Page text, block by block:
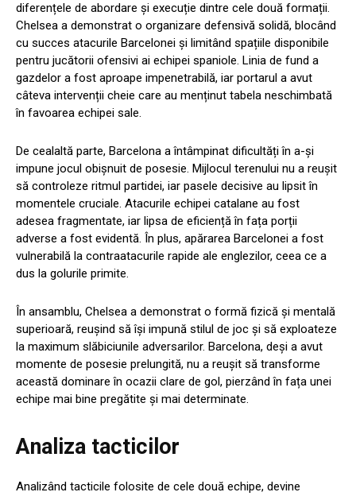
diferențele de abordare și execuție dintre cele două formații.
Chelsea a demonstrat o organizare defensivă solidă, blocând
cu succes atacurile Barcelonei și limitând spațiile disponibile
pentru jucătorii ofensivi ai echipei spaniole. Linia de fund a
gazdelor a fost aproape impenetrabilă, iar portarul a avut
câteva intervenții cheie care au menținut tabela neschimbată
în favoarea echipei sale.
De cealaltă parte, Barcelona a întâmpinat dificultăți în a-și
impune jocul obișnuit de posesie. Mijlocul terenului nu a reușit
să controleze ritmul partidei, iar pasele decisive au lipsit în
momentele cruciale. Atacurile echipei catalane au fost
adesea fragmentate, iar lipsa de eficiență în fața porții
adverse a fost evidentă. În plus, apărarea Barcelonei a fost
vulnerabilă la contraatacurile rapide ale englezilor, ceea ce a
dus la golurile primite.
În ansamblu, Chelsea a demonstrat o formă fizică și mentală
superioară, reușind să își impună stilul de joc și să exploateze
la maximum slăbiciunile adversarilor. Barcelona, deși a avut
momente de posesie prelungită, nu a reușit să transforme
această dominare în ocazii clare de gol, pierzând în fața unei
echipe mai bine pregătite și mai determinate.
Analiza tacticilor
Analizând tacticile folosite de cele două echipe, devine